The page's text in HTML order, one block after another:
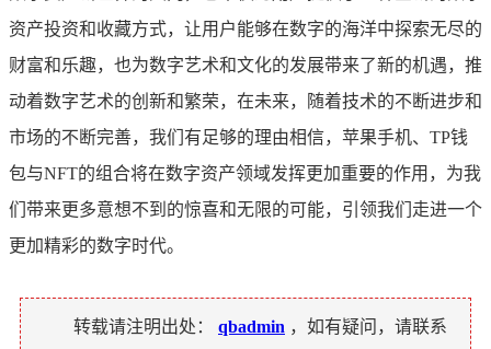
资产投资和收藏方式，让用户能够在数字的海洋中探索无尽的
财富和乐趣，也为数字艺术和文化的发展带来了新的机遇，推
动着数字艺术的创新和繁荣，在未来，随着技术的不断进步和
市场的不断完善，我们有足够的理由相信，苹果手机、TP钱
包与NFT的组合将在数字资产领域发挥更加重要的作用，为我
们带来更多意想不到的惊喜和无限的可能，引领我们走进一个
更加精彩的数字时代。
转载请注明出处： qbadmin ，如有疑问，请联系